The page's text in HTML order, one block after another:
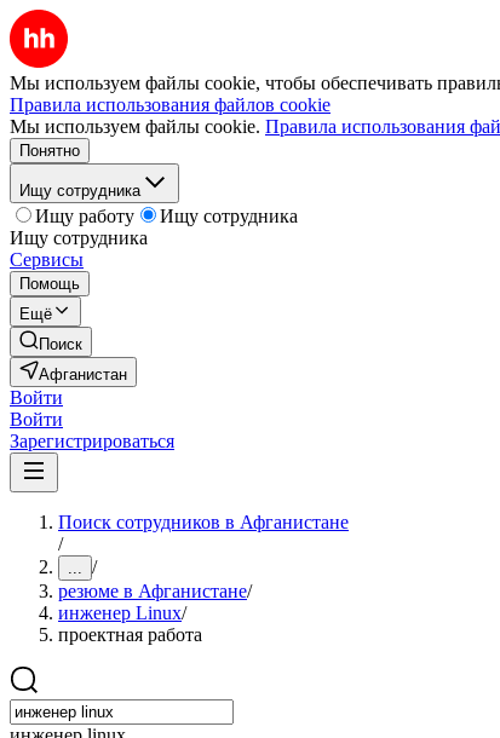
Мы используем файлы cookie, чтобы обеспечивать
Правила использования файлов cookie
Мы используем файлы cookie. Правила использования
Понятно
Ищу сотрудника
Ищу работу
Ищу сотрудника
Ищу сотрудника
Сервисы
Помощь
Ещё
Поиск
Афганистан
Войти
Войти
Зарегистрироваться
Поиск сотрудников в Афганистане
/
... /
резюме в Афганистане/
инженер Linux/
проектная работа